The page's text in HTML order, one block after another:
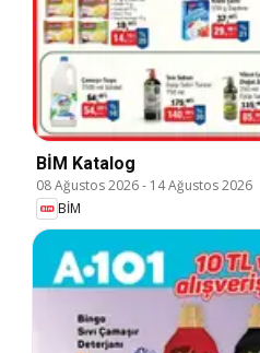
BİM Katalog
08 Ağustos 2026- 14 Ağustos 2026
BİM